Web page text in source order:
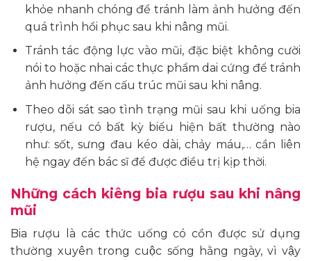
khỏe nhanh chóng để tránh làm ảnh hưởng đến
quá trình hồi phục sau khi nâng mũi.
Tránh tác động lực vào mũi, đặc biệt không cười
nói to hoặc nhai các thực phẩm dai cứng để tránh
ảnh hưởng đến cấu trúc mũi sau khi nâng.
Theo dõi sát sao tình trạng mũi sau khi uống bia
rượu, nếu có bất kỳ biểu hiện bất thường nào
như: sốt, sưng đau kéo dài, chảy máu,… cần liên
hệ ngay đến bác sĩ để được điều trị kịp thời.
Những cách kiêng bia rượu sau khi nâng
mũi
Bia rượu là các thức uống có cồn được sử dụng
thường xuyên trong cuộc sống hằng ngày, vì vậy